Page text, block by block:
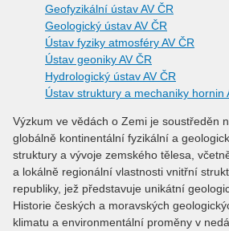
Geofyzikální ústav AV ČR
Geologický ústav AV ČR
Ústav fyziky atmosféry AV ČR
Ústav geoniky AV ČR
Hydrologický ústav AV ČR
Ústav struktury a mechaniky hornin
Výzkum ve vědách o Zemi je soustředěn
globálně kontinentální fyzikální a
struktury a vývoje zemského tělesa,
a lokálně regionální vlastnosti vnitřní
republiky, jež představuje unikátní
Historie českých a moravských
klimatu a environmentální proměny v